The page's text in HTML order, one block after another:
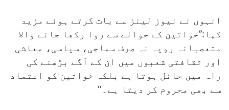
انہوں نے نیوز لینز سے بات کرتے ہوئے مزید
کہا:’’خواتین کے حوالے سے روا رکھا جانے والا
متعصبانہ رویہ نہ صرف سماجی، سیاسی، معاشی
اور ثقافتی شعبوں میں ان کے آگے بڑھنے کی
راہ میں حائل ہوتا ہے بلکہ خواتین کو اعتماد
سے بھی محروم کر دیتا ہے۔‘‘